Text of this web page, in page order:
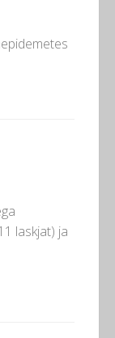
laskjat) ja